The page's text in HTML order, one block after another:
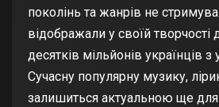
поколінь та жанрів не
відображали у своїй творчості
десятків мільйонів українців з
Сучасну популярну музику,
залишиться актуальною ще для